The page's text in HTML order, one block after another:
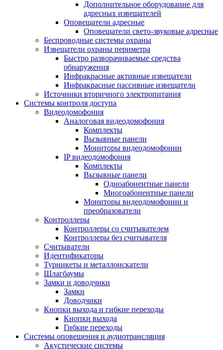
Дополнительное оборудование для
адресных извещателей
Оповещатели адресные
Оповещатели свето-звуковые адресные
Беспроводные системы охраны
Извещатели охраны периметра
Быстро разворачиваемые средства
обнаружения
Инфракрасные активные извещатели
Инфракрасные пассивные извещатели
Источники вторичного электропитания
Системы контроля доступа
Видеодомофония
Аналоговая видеодомофония
Комплекты
Вызывные панели
Мониторы видеодомофонии
IP видеодомофония
Комплекты
Вызывные панели
Одноабонентные панели
Многоабонентные панели
Мониторы видеодомофонии и
преобразователи
Контроллеры
Контроллеры со считывателем
Контроллеры без считывателя
Считыватели
Идентификаторы
Турникеты и металлоискатели
Шлагбаумы
Замки и доводчики
Замки
Доводчики
Кнопки выхода и гибкие переходы
Кнопки выхода
Гибкие переходы
Системы оповещения и аудиотрансляция
Акустические системы